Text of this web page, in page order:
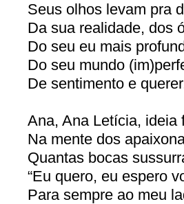
Seus olhos levam pra
Da sua realidade, dos
Do seu eu mais
Do seu mundo
De sentimento e
Ana, Ana Letícia, ideia
Na mente dos
Quantas bocas
“Eu quero, eu espero
Para sempre ao meu